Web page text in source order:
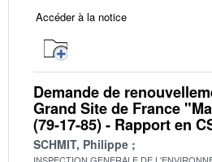
Accéder à la notice
Demande de
Grand Site de France
(79-17-85) - Rapport en
SCHMIT, Philippe